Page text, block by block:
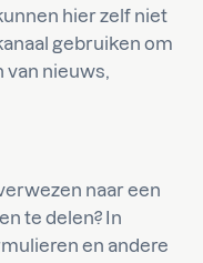
hier zelf niet
gebruiken om
van nieuws,
naar een
te delen? In
en andere